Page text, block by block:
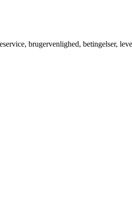
brugervenlighed, betingelser,